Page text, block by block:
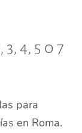
4, 5 o 7
para
en Roma.